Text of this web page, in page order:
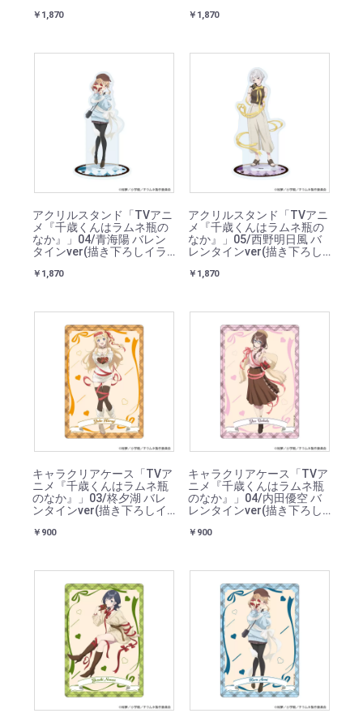
￥1,870 ￥1,870
アクリルスタンド「TVアニ
メ『千歳くんはラムネ瓶の
なか』」04/青海陽 バレン
タインver(描き下ろしイラ
￥1,870
アクリルスタンド「TVアニ
メ『千歳くんはラムネ瓶の
なか』」05/西野明日風 バ
レンタインver(描き下ろし
￥1,870
キャラクリアケース「TVア
ニメ『千歳くんはラムネ瓶
のなか』」03/柊夕湖 バレ
ンタインver(描き下ろしイ
￥900
キャラクリアケース「TVア
ニメ『千歳くんはラムネ瓶
のなか』」04/内田優空 バ
レンタインver(描き下ろし
￥900